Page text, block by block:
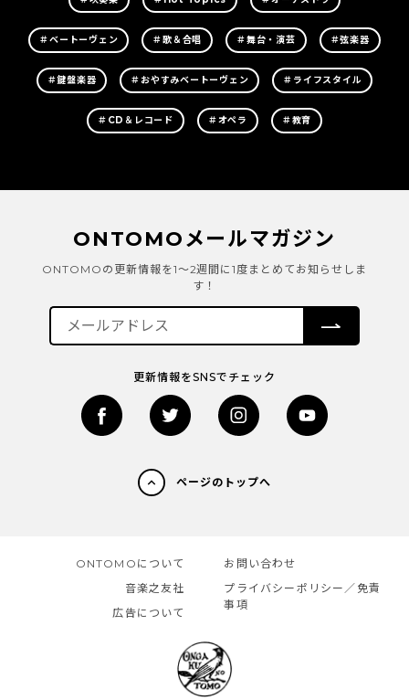
＃ベートーヴェン ＃歌＆合唱 ＃舞台・演芸 ＃弦楽器
＃鍵盤楽器 ＃おやすみベートーヴェン ＃ライフスタイル
＃CD＆レコード ＃オペラ ＃教育
ONTOMOメールマガジン
ONTOMOの更新情報を1～2週間に1度まとめてお知らせしま
す！
更新情報をSNSでチェック
ページのトップへ
ONTOMOについて
音楽之友社
広告について
お問い合わせ
プライバシーポリシー／免責
事項